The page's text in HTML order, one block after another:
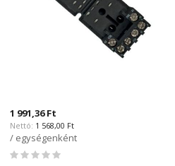
1 991,36 Ft
1 568,00 Ft
/ egységenként
Rating: